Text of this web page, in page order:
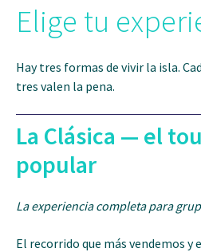
Elige tu
Hay tres formas de vivir la isla.
tres valen la pena.
La Clásica — el
popular
La experiencia completa para
El recorrido que más vendemos y